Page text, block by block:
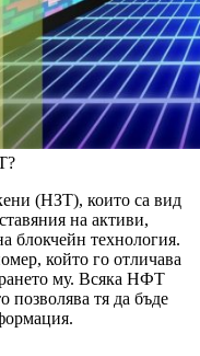
(НЗТ), които са вид
на активи,
блокчейн технология.
който го отличава
му. Всяка НФТ
позволява тя да бъде